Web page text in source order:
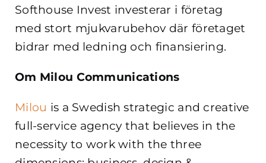
Softhouse Invest investerar i företag
med stort mjukvarubehov där företaget
bidrar med ledning och finansiering.
Om Milou Communications
Milou is a Swedish strategic and creative
full-service agency that believes in the
necessity to work with the three